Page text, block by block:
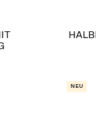
Neu